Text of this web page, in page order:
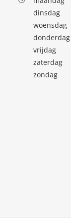
dinsdag
woensdag
donderdag
vrijdag
zaterdag
zondag